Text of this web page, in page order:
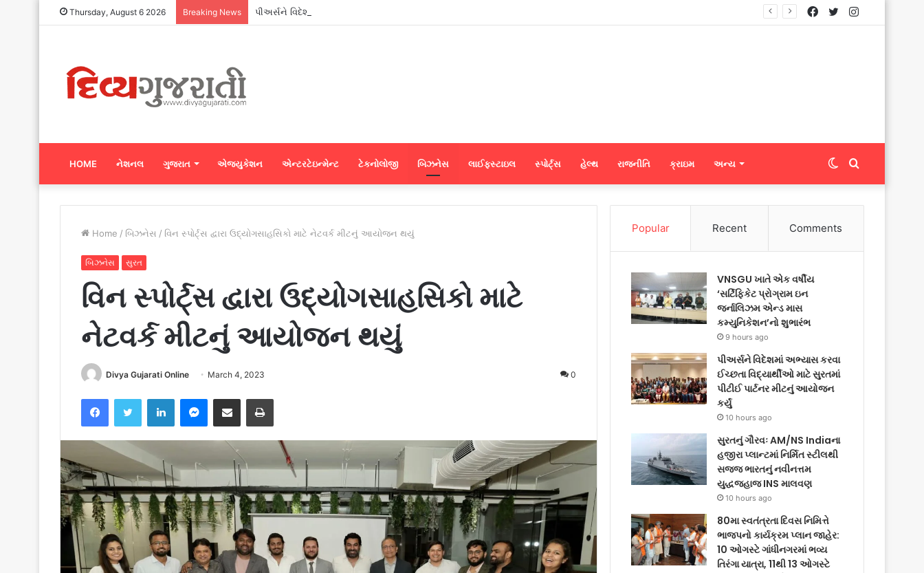
Thursday, August 6 2026 Breaking News પીઅર્સને વિદેશમાં અભ્યાસ કરવા ઈચ્છતા વિદ્યાર્થીઓ માટે સુરતમાં પીટીઈ પાર્ટનર મીટનું આયોજન કર્યું Instagram
Twitter
Facebook
HOME નેશનલ ગુજરાત એજ્યુકેશન એન્ટરટેઇન્મેન્ટ ટેકનોલોજી બિઝનેસ લાઈફસ્ટાઇલ સ્પોર્ટ્સ હેલ્થ રાજનીતિ ક્રાઇમ અન્ય Search
for
Switch
skin
Home / બિઝનેસ / વિન સ્પોર્ટ્સ દ્વારા ઉદ્યોગસાહસિકો માટે નેટવર્ક મીટનું આયોજન થયું
બિઝનેસ સુરત
વિન સ્પોર્ટ્સ દ્વારા ઉદ્યોગસાહસિકો માટે
નેટવર્ક મીટનું આયોજન થયું
Divya Gujarati Online March 4, 2023 0
FacebookTwitter LinkedInMessenger
Share via Email Print
Popular Recent Comments
VNSGU ખાતે એક વર્ષીય
‘સર્ટિફિકેટ પ્રોગ્રામ ઇન
જર્નાલિઝમ એન્ડ માસ
કમ્યુનિકેશન’નો શુભારંભ
9 hours ago
પીઅર્સને વિદેશમાં અભ્યાસ કરવા
ઈચ્છતા વિદ્યાર્થીઓ માટે સુરતમાં
પીટીઈ પાર્ટનર મીટનું આયોજન
કર્યું
10 hours ago
સુરતનું ગૌરવઃ AM/NS Indiaના
હજીરા પ્લાન્ટમાં નિર્મિત સ્ટીલથી
સજ્જ ભારતનું નવીનત્તમ
યુદ્ધજહાજ INS માલવણ
10 hours ago
80મા સ્વતંત્રતા દિવસ નિમિત્તે
ભાજપનો કાર્યક્રમ પ્લાન જાહેર:
10 ઓગસ્ટે ગાંધીનગરમાં ભવ્ય
તિરંગા યાત્રા, 11થી 13 ઓગસ્ટે